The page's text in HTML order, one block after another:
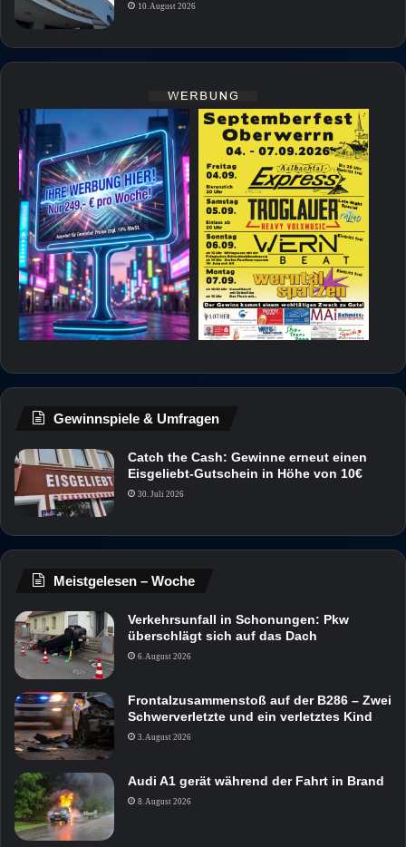
10. August 2026
Gewinnspiele & Umfragen
Catch the Cash: Gewinne erneut einen
Eisgeliebt-Gutschein in Höhe von 10€
30. Juli 2026
Meistgelesen – Woche
Verkehrsunfall in Schonungen: Pkw
überschlägt sich auf das Dach
6. August 2026
Frontalzusammenstoß auf der B286 – Zwei
Schwerverletzte und ein verletztes Kind
3. August 2026
Audi A1 gerät während der Fahrt in Brand
8. August 2026